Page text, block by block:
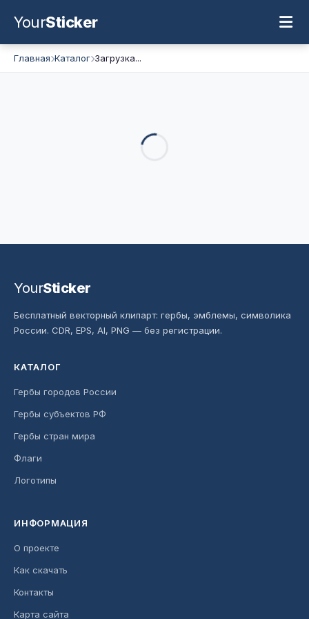
YourSticker
Главная Каталог Загрузка...
YourSticker
Бесплатный векторный клипарт: гербы, эмблемы, символика
России. CDR, EPS, AI, PNG — без регистрации.
КАТАЛОГ
Гербы городов России
Гербы субъектов РФ
Гербы стран мира
Флаги
Логотипы
ИНФОРМАЦИЯ
О проекте
Как скачать
Контакты
Карта сайта